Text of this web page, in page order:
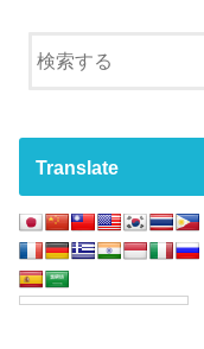
Translate